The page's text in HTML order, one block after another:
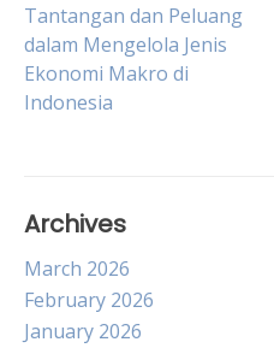
Post
navigation
Tantangan dan Peluang
dalam Mengelola Jenis
Ekonomi Makro di
Indonesia
Archives
March 2026
February 2026
January 2026